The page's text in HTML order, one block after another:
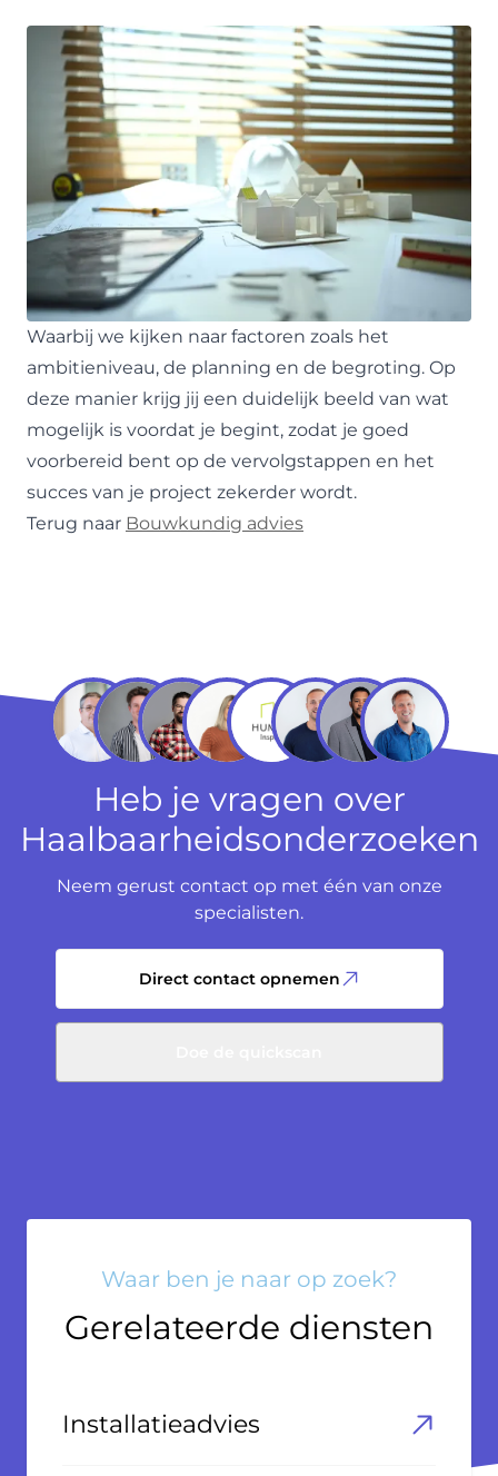
Waarbij we kijken naar factoren zoals het
ambitieniveau, de planning en de begroting. Op
deze manier krijg jij een duidelijk beeld van wat
mogelijk is voordat je begint, zodat je goed
voorbereid bent op de vervolgstappen en het
succes van je project zekerder wordt.
Terug naar Bouwkundig advies
Heb je vragen over
Haalbaarheidsonderzoeken
Neem gerust contact op met één van onze
specialisten.
Direct contact opnemen
Waar ben je naar op zoek?
Gerelateerde diensten
Installatieadvies